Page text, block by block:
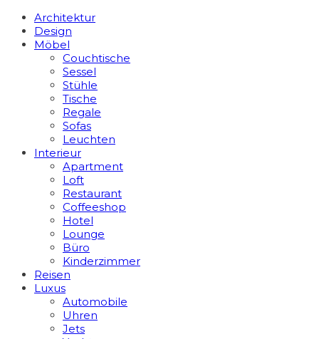
Architektur
Design
Möbel
Couchtische
Sessel
Stühle
Tische
Regale
Sofas
Leuchten
Interieur
Apart­ment
Loft
Restaurant
Coffeeshop
Hotel
Lounge
Büro
Kinderzimmer
Reisen
Luxus
Automobile
Uhren
Jets